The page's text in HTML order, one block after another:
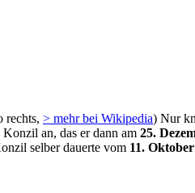
rechts, > mehr bei Wikipedia) Nur
an, das er dann am 25.
selber dauerte vom 11.